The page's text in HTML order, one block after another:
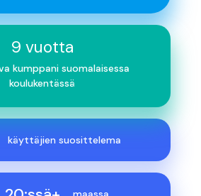
käyttäjien suosittelema
9 vuotta
kumppani suomalaisessa
koulukentässä